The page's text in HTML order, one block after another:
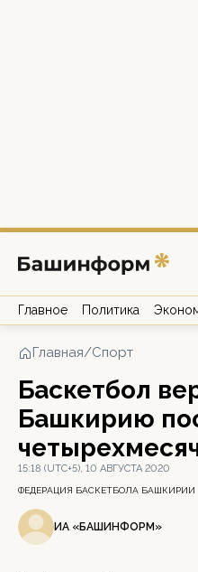
Главное Политика
Главная/Спорт
Баскетбол
Башкирию
15:18 (UTC+5), 10 АВГУСТА 2020
ФЕДЕРАЦИЯ БАСКЕТБОЛА БАШКИРИИ
ИА «БАШИНФОРМ»